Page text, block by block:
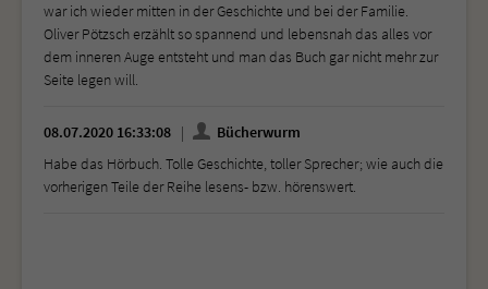
war ich wieder mitten in der Geschichte und bei der Familie.
Oliver Pötzsch erzählt so spannend und lebensnah das alles vor
dem inneren Auge entsteht und man das Buch gar nicht mehr zur
Seite legen will.
08.07.2020 16:33:08
Bücherwurm
Habe das Hörbuch. Tolle Geschichte, toller Sprecher; wie auch die
vorherigen Teile der Reihe lesens- bzw. hörenswert.